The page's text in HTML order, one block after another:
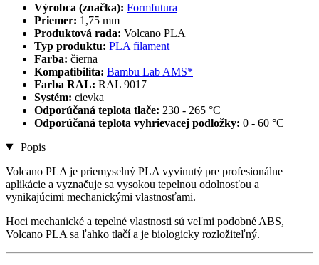
Výrobca (značka): Formfutura
Priemer: 1,75 mm
Produktová rada: Volcano PLA
Typ produktu: PLA filament
Farba: čierna
Kompatibilita: Bambu Lab AMS*
Farba RAL: RAL 9017
Systém: cievka
Odporúčaná teplota tlače: 230 - 265 °C
Odporúčaná teplota vyhrievacej podložky: 0 - 60 °C
Popis
Volcano PLA je priemyselný PLA vyvinutý pre profesionálne
aplikácie a vyznačuje sa vysokou tepelnou odolnosťou a
vynikajúcimi mechanickými vlastnosťami.
Hoci mechanické a tepelné vlastnosti sú veľmi podobné ABS,
Volcano PLA sa ľahko tlačí a je biologicky rozložiteľný.